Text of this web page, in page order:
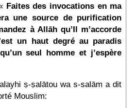
Faites des invocations en ma
une source de purification
à Allāh qu’Il m’accorde
un haut degré au paradis
seul homme et j’espère
ṣ-ṣalātou wa s-salām a dit
Mouslim: